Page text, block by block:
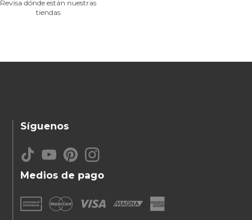
Revisa dónde están nuestras
tiendas
Medios de pago
Síguenos